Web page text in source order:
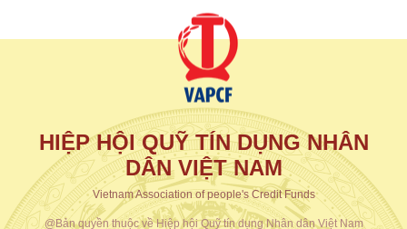
HIỆP HỘI QUỸ TÍN DỤNG NHÂN
DÂN VIỆT NAM
Vietnam Association of people's Credit Funds
@Bản quyền thuộc về Hiệp hội Quỹ tín dụng Nhân dân Việt Nam